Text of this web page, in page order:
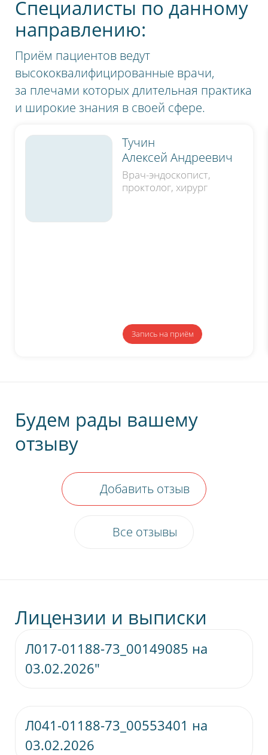
Специалисты по данному
направлению:
Приём пациентов ведут
высококвалифицированные врачи,
за плечами которых длительная практика
и широкие знания в своей сфере.
Тучин
Алексей Андреевич
Врач-эндоскопист,
проктолог, хирург
Записьна приём
Будем рады вашему
отзыву
Добавить отзыв
Все отзывы
Лицензии и выписки
Л017-01188-73_00149085 на
03.02.2026"
Л041-01188-73_00553401 на
03.02.2026
Нажимая на кнопку, я даю согласие на обработку
Отправить